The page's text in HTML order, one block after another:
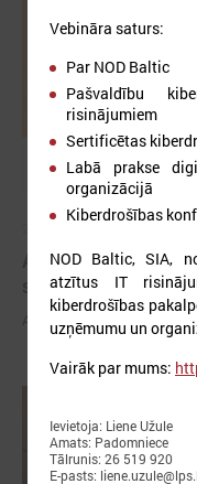
Aicina
sākas ar Tevi!"
Aicina pašvaldības
Vebināra saturs:
Par NOD Baltic
Pašvaldību
risinājumiem
Sertificētas
Labā prakse
organizācijā
Kiberdrošības
NOD Baltic, SIA,
atzītus IT
kiberdrošības
uzņēmumu un
Vairāk par mums:
Ievietoja: Liene Užule
Amats: Padomniece
Tālrunis: 26 519 920
E-pasts: